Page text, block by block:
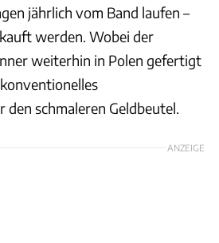
jährlich vom Band laufen –
werden. Wobei der
weiterhin in Polen gefertigt
schmaleren Geldbeutel.
ANZEIGE